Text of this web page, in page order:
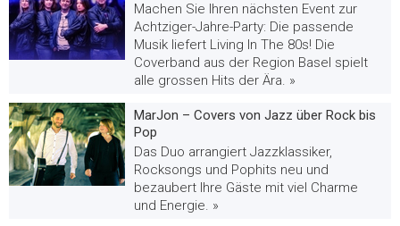
Machen Sie Ihren nächsten Event zur
Achtziger-Jahre-Party: Die passende
Musik liefert Living In The 80s! Die
Coverband aus der Region Basel spielt
alle grossen Hits der Ära. »
MarJon – Covers von Jazz über Rock bis
Pop
Das Duo arrangiert Jazzklassiker,
Rocksongs und Pophits neu und
bezaubert Ihre Gäste mit viel Charme
und Energie. »